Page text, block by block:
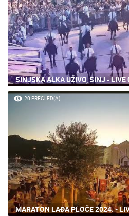
SINJSKA ALKA UŽIVO, SINJ - LIVE
20 PREGLED(A)
MARATON LAĐA PLOČE 2024. -